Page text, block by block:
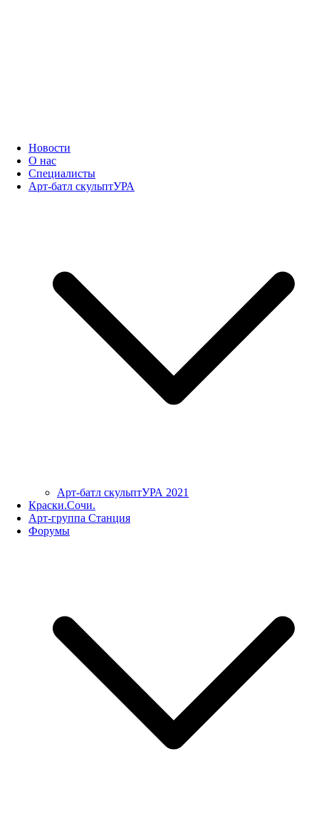
Новости
О нас
Специалисты
Арт-батл скульптУРА
Арт-батл скульптУРА 2021
Краски.Сочи.
Арт-группа Станция
Форумы